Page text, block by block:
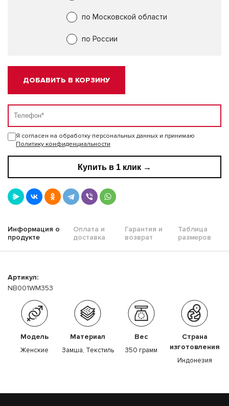
по Московской области
по России
ДОБАВИТЬ В КОРЗИНУ
Я согласен на обработку персональных данных и принимаю
Политику конфиденциальности
Купить в 1 клик →
Информация о
продукте
Оплата и
доставка
Гарантия и
возврат
Таблица
размеров
Артикул:
NB001WM353
Модель
Женские
Материал
Замша, Текстиль
Вес
350 грамм
Страна
изготовления
Индонезия